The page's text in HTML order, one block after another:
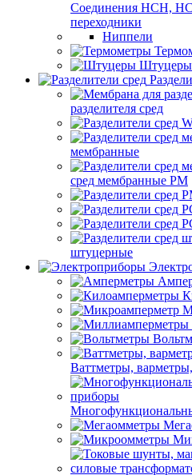
Соединения НСН,
переходники
Ниппели
Штуцеры
разделителя сред
мембранные
сред мембранные РМ
штуцерные
Ваттметры,